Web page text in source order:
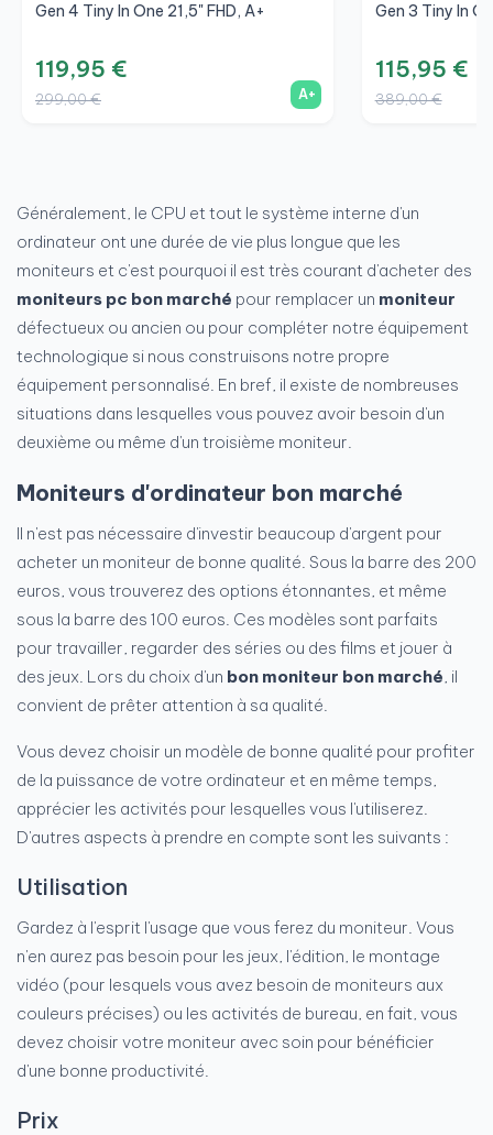
Gen 4 Tiny In One 21,5" FHD, A+
119,95 €
299,00 € A+
Gen 3 Tiny In
115,95 €
389,00 €
Généralement, le CPU et tout le système interne d'un
ordinateur ont une durée de vie plus longue que les
moniteurs et c'est pourquoi il est très courant d'acheter des
moniteurs pc bon marché pour remplacer un moniteur
défectueux ou ancien ou pour compléter notre équipement
technologique si nous construisons notre propre
équipement personnalisé. En bref, il existe de nombreuses
situations dans lesquelles vous pouvez avoir besoin d'un
deuxième ou même d'un troisième moniteur.
Moniteurs d'ordinateur bon marché
Il n'est pas nécessaire d'investir beaucoup d'argent pour
acheter un moniteur de bonne qualité. Sous la barre des 200
euros, vous trouverez des options étonnantes, et même
sous la barre des 100 euros. Ces modèles sont parfaits
pour travailler, regarder des séries ou des films et jouer à
des jeux. Lors du choix d'un bon moniteur bon marché, il
convient de prêter attention à sa qualité.
Vous devez choisir un modèle de bonne qualité pour profiter
de la puissance de votre ordinateur et en même temps,
apprécier les activités pour lesquelles vous l'utiliserez.
D'autres aspects à prendre en compte sont les suivants :
Utilisation
Gardez à l'esprit l'usage que vous ferez du moniteur. Vous
n'en aurez pas besoin pour les jeux, l'édition, le montage
vidéo (pour lesquels vous avez besoin de moniteurs aux
couleurs précises) ou les activités de bureau, en fait, vous
devez choisir votre moniteur avec soin pour bénéficier
d'une bonne productivité.
Prix